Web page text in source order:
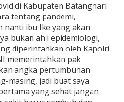
di Kabupaten Batanghari
tentang pandemi,
nanti ibu Ike yang akan
bukan ahli epidemiologi,
diperintahkan oleh Kapolri
memerintahkan pak
angka pertumbuhan
masing, jadi buat saya
yang sehat jangan